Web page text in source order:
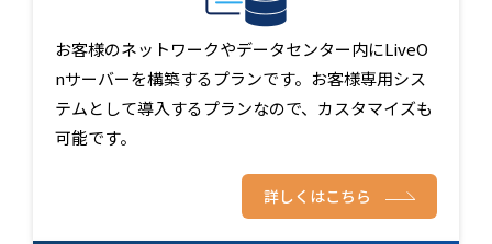
お客様のネットワークやデータセンター内にLiveO
nサーバーを構築するプランです。お客様専用シス
テムとして導入するプランなので、カスタマイズも
可能です。
詳しくはこちら